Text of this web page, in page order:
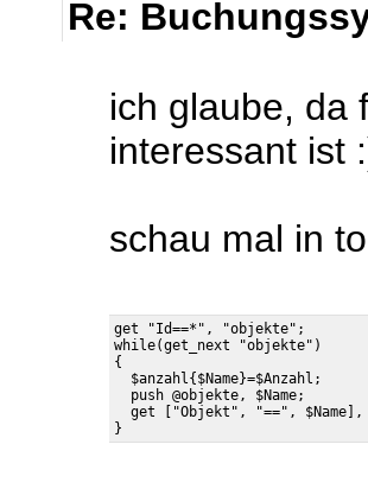
Re:
ich glaube, da
interessant ist
schau mal in
get "Id==*", "objekte";
while(get_next "objekte")
{
$anzahl{$Name}=$Anzahl;
push @objekte, $Name;
get ["Objekt", "==", $Name],